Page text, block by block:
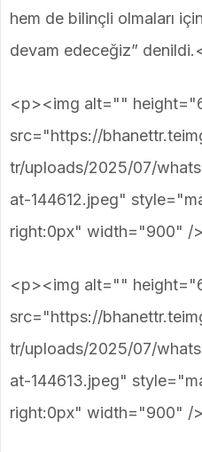
hem de bilinçli olmaları
devam edeceğiz”
<p><img alt=""
src="https://
tr/uploads/2025/07/
at-144612.jpeg"
right:0px" width="900" /
<p><img alt=""
src="https://
tr/uploads/2025/07/
at-144613.jpeg"
right:0px" width="900" /